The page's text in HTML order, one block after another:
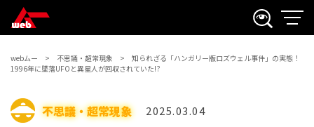
webムー 不思議・超常現象
知られざる「ハンガリー版ロズウェル事件」の実態！
1996年に墜落UFOと異星人が回収されていた!?
不思議・超常現象 2025.03.04